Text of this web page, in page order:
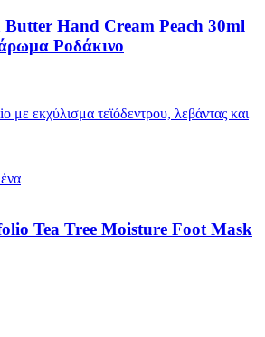
Hand Cream Peach 30ml
Ροδάκινο
Tea Tree Moisture Foot Mask